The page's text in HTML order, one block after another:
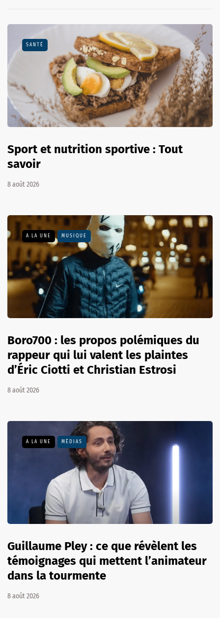
SANTÉ
Sport et nutrition sportive : Tout
savoir
8 août 2026
A LA UNE MUSIQUE
Boro700 : les propos polémiques du
rappeur qui lui valent les plaintes
d’Éric Ciotti et Christian Estrosi
8 août 2026
A LA UNE MÉDIAS
Guillaume Pley : ce que révèlent les
témoignages qui mettent l’animateur
dans la tourmente
8 août 2026